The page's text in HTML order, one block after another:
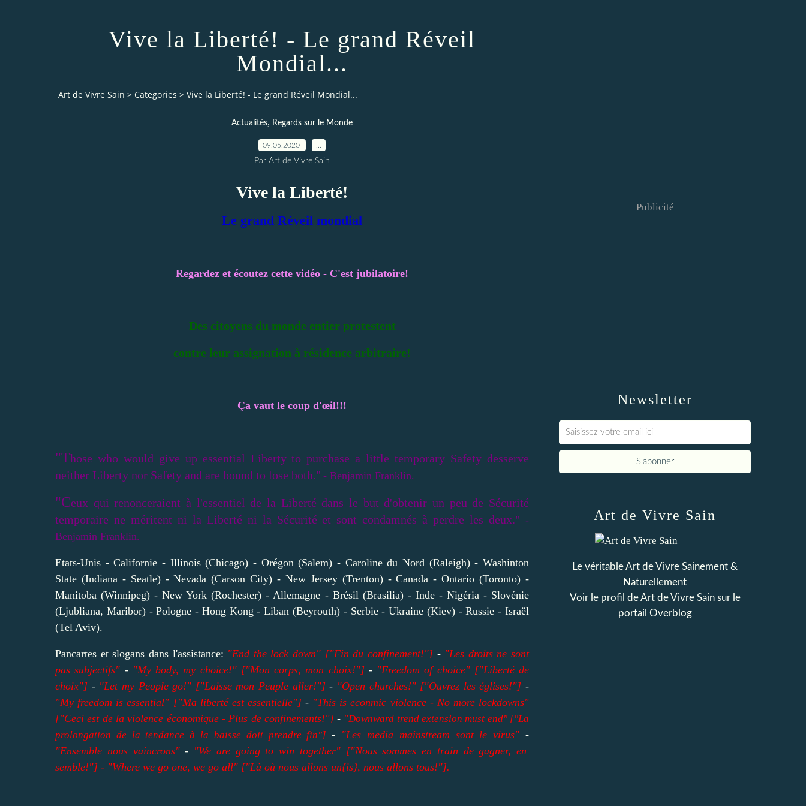
Vive la Liberté! - Le grand Réveil
Mondial...
Art de Vivre Sain > Categories > Vive la Liberté! - Le grand Réveil Mondial...
Actualités, Regards sur le Monde
09.05.2020
Par Art de Vivre Sain
Vive la Liberté!
Le grand Réveil mondial
Regardez et écoutez cette vidéo - C'est jubilatoire!
Des citoyens du monde entier protestent
contre leur assignation à résidence arbitraire!
Ça vaut le coup d'œil!!!
"Those who would give up essential Liberty to purchase a little temporary Safety desserve
neither Liberty nor Safety and are bound to lose both." - Benjamin Franklin.
"Ceux qui renonceraient à l'essentiel de la Liberté dans le but d'obtenir un peu de Sécurité
temporaire ne méritent ni la Liberté ni la Sécurité et sont condamnés à perdre les deux." -
Benjamin Franklin.
Etats-Unis - Californie - Illinois (Chicago) - Orégon (Salem) - Caroline du Nord (Raleigh) - Washinton
State (Indiana - Seatle) - Nevada (Carson City) - New Jersey (Trenton) - Canada - Ontario (Toronto) -
Manitoba (Winnipeg) - New York (Rochester) - Allemagne - Brésil (Brasilia) - Inde - Nigéria - Slovénie
(Ljubliana, Maribor) - Pologne - Hong Kong - Liban (Beyrouth) - Serbie - Ukraine (Kiev) - Russie - Israël
(Tel Aviv).
Pancartes et slogans dans l'assistance: "End the lock down" ["Fin du confinement!"]- "Les droits ne sont
pas subjectifs" - "My body, my choice!" ["Mon corps, mon choix!"]- "Freedom of choice" ["Liberté de
choix"] - "Let my People go!" ["Laisse mon Peuple aller!"]- "Open churches!" ["Ouvrez les églises!"] -
"My freedom is essential" ["Ma liberté est essentielle"]- "This is econmic violence - No more lockdowns"
["Ceci est de la violence économique - Plus de confinements!"]- "Downward trend extension must end" ["La
prolongation de la tendance à la baisse doit prendre fin"] - "Les media mainstream sont le virus"-
"Ensemble nous vaincrons"- "We are going to win together" ["Nous sommes en train de gagner, en
semble!"] - "Where we go one, we go all" ["Là où nous allons un{is}, nous allons tous!"].
Newsletter
Publicité
Art de Vivre Sain
Le véritable Art de Vivre Sainement &
Naturellement
Voir le profil deArt de Vivre Sainsur le
portail Overblog